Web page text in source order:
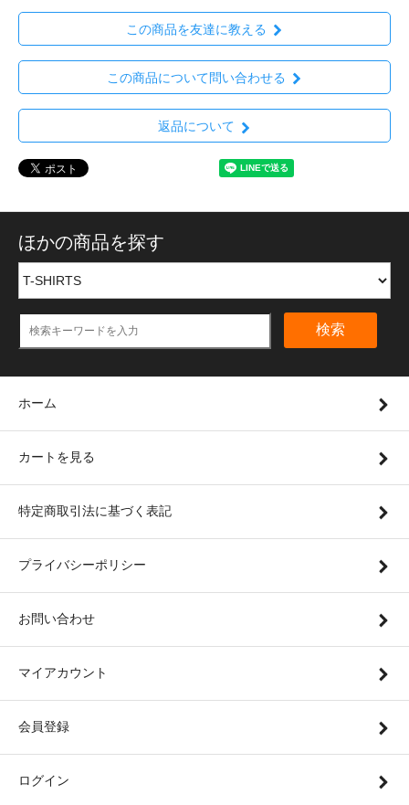
この商品を友達に教える
この商品について問い合わせる
返品について
ほかの商品を探す
検索
ホーム
カートを見る
特定商取引法に基づく表記
プライバシーポリシー
お問い合わせ
マイアカウント
会員登録
ログイン